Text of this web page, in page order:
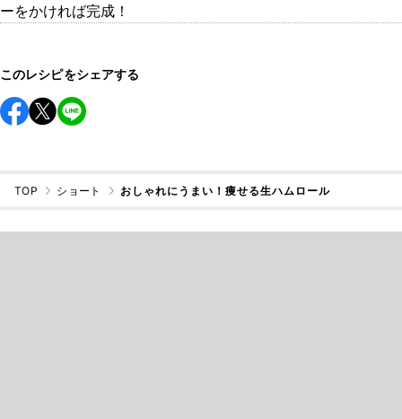
ーをかければ完成！
このレシピをシェアする
TOP ショート おしゃれにうまい！痩せる生ハムロール